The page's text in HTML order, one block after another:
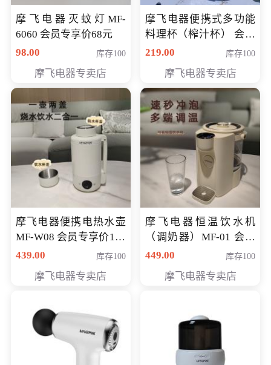
摩飞电器灭蚊灯MF-
6060 会员专享价68元
98.00
库存100
摩飞电器专卖店
摩飞电器便携式多功能
料理杯（榨汁杯） 会员
专享价118元
219.00 库存100
摩飞电器专卖店
摩飞电器便携电热水壶
MF-W08 会员专享价198
元
439.00 库存100
摩飞电器专卖店
摩飞电器恒温饮水机
（调奶器）MF-01 会员
专享价366元
449.00 库存100
摩飞电器专卖店